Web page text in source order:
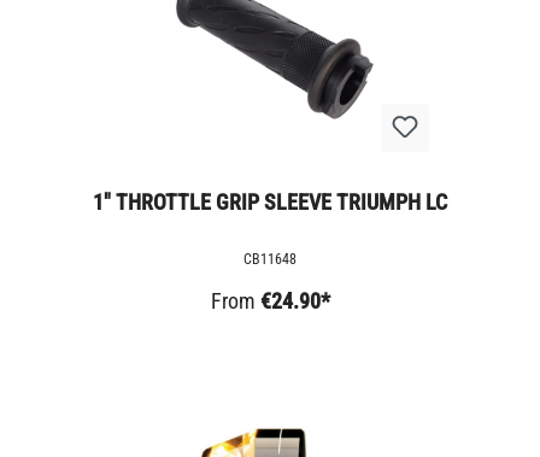
1" THROTTLE GRIP SLEEVE TRIUMPH LC
CB11648
From €24.90*